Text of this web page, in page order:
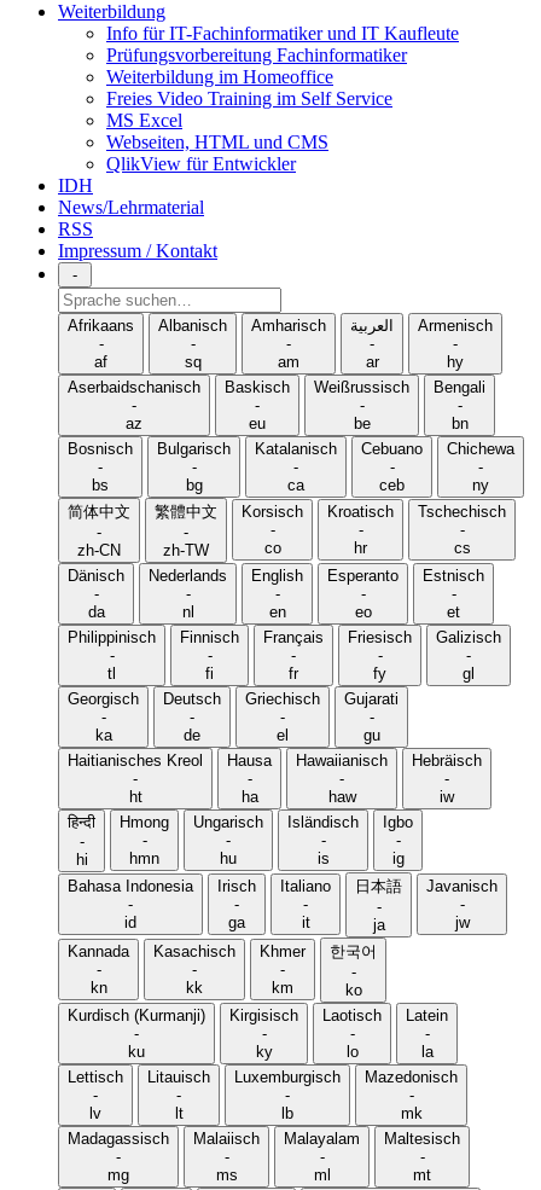
Weiterbildung
Info für IT-Fachinformatiker und IT Kaufleute
Prüfungsvorbereitung Fachinformatiker
Weiterbildung im Homeoffice
Freies Video Training im Self Service
MS Excel
Webseiten, HTML und CMS
QlikView für Entwickler
IDH
News/Lehrmaterial
RSS
Impressum / Kontakt
-
Sprache
suchen
Afrikaans
-
af
Albanisch
-
sq
Amharisch
-
am
العربية
-
ar
Armenisch
-
hy
Aserbaidschanisch
-
az
Baskisch
-
eu
Weißrussisch
-
be
Bengali
-
bn
Bosnisch
-
bs
Bulgarisch
-
bg
Katalanisch
-
ca
Cebuano
-
ceb
Chichewa
-
ny
简体中文
-
zh-CN
繁體中文
-
zh-TW
Korsisch
-
co
Kroatisch
-
hr
Tschechisch
-
cs
Dänisch
-
da
Nederlands
-
nl
English
-
en
Esperanto
-
eo
Estnisch
-
et
Philippinisch
-
tl
Finnisch
-
fi
Français
-
fr
Friesisch
-
fy
Galizisch
-
gl
Georgisch
-
ka
Deutsch
-
de
Griechisch
-
el
Gujarati
-
gu
Haitianisches Kreol
-
ht
Hausa
-
ha
Hawaiianisch
-
haw
Hebräisch
-
iw
हिन्दी
-
hi
Hmong
-
hmn
Ungarisch
-
hu
Isländisch
-
is
Igbo
-
ig
Bahasa Indonesia
-
id
Irisch
-
ga
Italiano
-
it
日本語
-
ja
Javanisch
-
jw
Kannada
-
kn
Kasachisch
-
kk
Khmer
-
km
한국어
-
ko
Kurdisch (Kurmanji)
-
ku
Kirgisisch
-
ky
Laotisch
-
lo
Latein
-
la
Lettisch
-
lv
Litauisch
-
lt
Luxemburgisch
-
lb
Mazedonisch
-
mk
Madagassisch
-
mg
Malaiisch
-
ms
Malayalam
-
ml
Maltesisch
-
mt